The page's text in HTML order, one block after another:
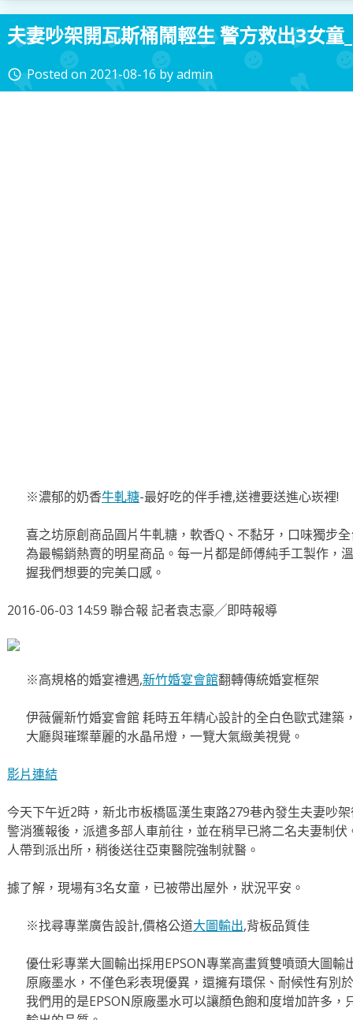
夫妻吵架開瓦斯桶鬧輕生 警方救出3女童
access_time Posted on 2021-08-16byadmin
※濃郁的奶香牛軋糖-最好吃的伴手禮,送禮要送進心崁裡!
喜之坊原創商品圓片牛軋糖，軟香Q、不黏牙，口味獨步
為最暢銷熱賣的明星商品。每一片都是師傅純手工製作，
握我們想要的完美口感。
2016-06-03 14:59 聯合報 記者袁志豪╱即時報導
※高規格的婚宴禮遇,新竹婚宴會館翻轉傳統婚宴框架
伊薇儷新竹婚宴會館 耗時五年精心設計的全白色歐式建築
大廳與璀璨華麗的水晶吊燈，一覽大氣緻美視覺。
影片連結
今天下午近2時，新北市板橋區漢生東路279巷內發生夫妻吵
警消獲報後，派遣多部人車前往，並在稍早已將二名夫妻制
人帶到派出所，稍後送往亞東醫院強制就醫。
據了解，現場有3名女童，已被帶出屋外，狀況平安。
※找尋專業廣告設計,價格公道大圖輸出,背板品質佳
優仕彩專業大圖輸出採用EPSON專業高畫質雙噴頭大圖
原廠墨水，不僅色彩表現優異，還擁有環保、耐候性有別
我們用的是EPSON原廠墨水可以讓顏色飽和度增加許多